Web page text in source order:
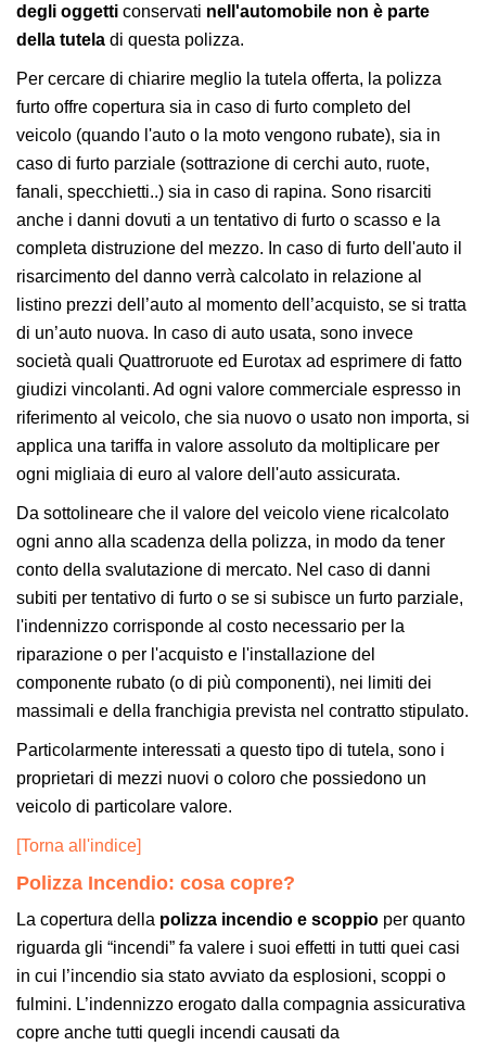
degli oggetti conservati nell'automobile non è parte
della tutela di questa polizza.
Per cercare di chiarire meglio la tutela offerta, la polizza
furto offre copertura sia in caso di furto completo del
veicolo (quando l'auto o la moto vengono rubate), sia in
caso di furto parziale (sottrazione di cerchi auto, ruote,
fanali, specchietti..) sia in caso di rapina. Sono risarciti
anche i danni dovuti a un tentativo di furto o scasso e la
completa distruzione del mezzo. In caso di furto dell'auto il
risarcimento del danno verrà calcolato in relazione al
listino prezzi dell’auto al momento dell’acquisto, se si tratta
di un’auto nuova. In caso di auto usata, sono invece
società quali Quattroruote ed Eurotax ad esprimere di fatto
giudizi vincolanti. Ad ogni valore commerciale espresso in
riferimento al veicolo, che sia nuovo o usato non importa, si
applica una tariffa in valore assoluto da moltiplicare per
ogni migliaia di euro al valore dell'auto assicurata.
Da sottolineare che il valore del veicolo viene ricalcolato
ogni anno alla scadenza della polizza, in modo da tener
conto della svalutazione di mercato. Nel caso di danni
subiti per tentativo di furto o se si subisce un furto parziale,
l'indennizzo corrisponde al costo necessario per la
riparazione o per l'acquisto e l'installazione del
componente rubato (o di più componenti), nei limiti dei
massimali e della franchigia prevista nel contratto stipulato.
Particolarmente interessati a questo tipo di tutela, sono i
proprietari di mezzi nuovi o coloro che possiedono un
veicolo di particolare valore.
[Torna all'indice]
Polizza Incendio: cosa copre?
La copertura della polizza incendio e scoppio per quanto
riguarda gli “incendi” fa valere i suoi effetti in tutti quei casi
in cui l’incendio sia stato avviato da esplosioni, scoppi o
fulmini. L’indennizzo erogato dalla compagnia assicurativa
copre anche tutti quegli incendi causati da